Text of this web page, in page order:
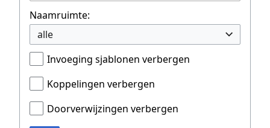
Naamruimte:
alle
Invoeging sjablonen verbergen
Koppelingen verbergen
Doorverwijzingen verbergen